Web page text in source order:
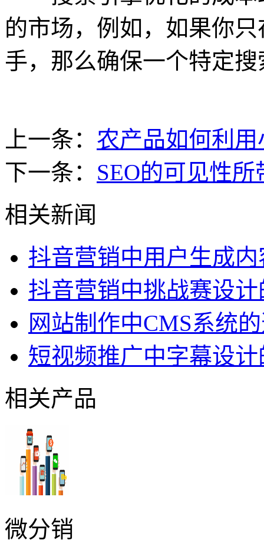
的市场，例如，如果你
手，那么确保一个特定
上一条： 农产品如何利
下一条： SEO的可见性
相关新闻
抖音营销中用户生成
抖音营销中挑战赛设
网站制作中CMS系统
短视频推广中字幕设
相关产品
微分销